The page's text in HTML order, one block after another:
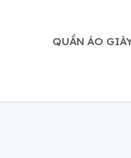
QUẦN ÁO